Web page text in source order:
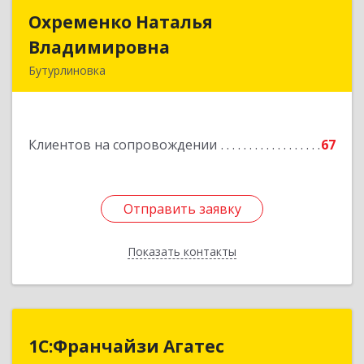
Охременко Наталья
Владимировна
Бутурлиновка
Клиентов на сопровождении 67
Отправить заявку
Показать контакты
Охременко Наталья
Отправить заявку
Назад
1С:Франчайзи Агатес